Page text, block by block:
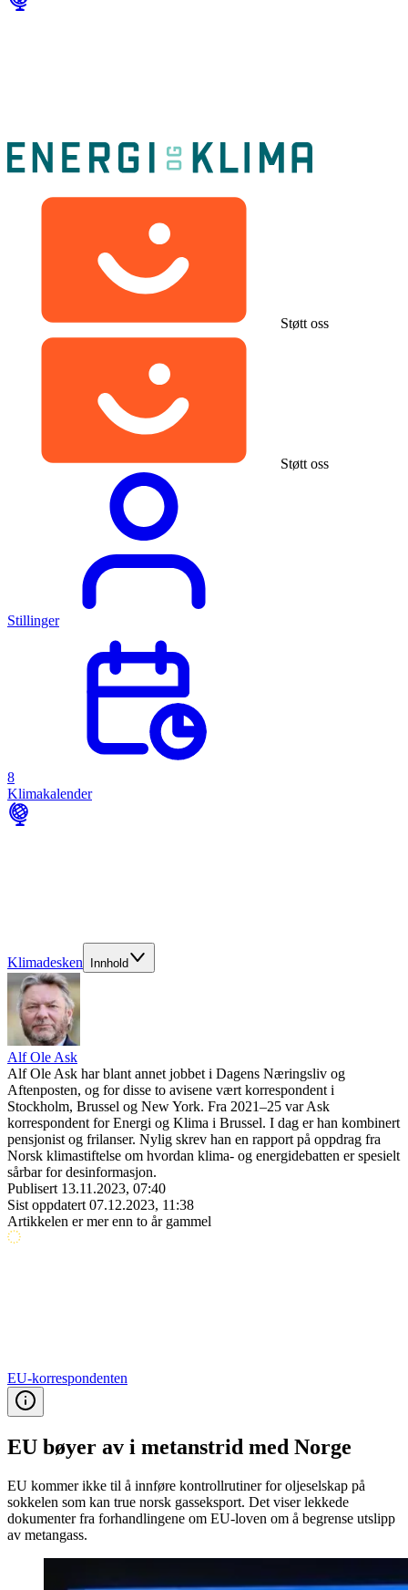
Støtt oss
Støtt oss
Stillinger
8
Klimakalender
Klimadesken Innhold
Alf Ole Ask
Alf Ole Ask har blant annet jobbet i Dagens Næringsliv og
Aftenposten, og for disse to avisene vært korrespondent i
Stockholm, Brussel og New York. Fra 2021–25 var Ask
korrespondent for Energi og Klima i Brussel. I dag er han kombinert
pensjonist og frilanser. Nylig skrev han en rapport på oppdrag fra
Norsk klimastiftelse om hvordan klima- og energidebatten er spesielt
sårbar for desinformasjon.
Publisert 13.11.2023, 07:40
Sist oppdatert 07.12.2023, 11:38
Artikkelen er mer enn to år gammel
EU-korrespondenten
EU bøyer av i metanstrid med Norge
EU kommer ikke til å innføre kontrollrutiner for oljeselskap på
sokkelen som kan true norsk gasseksport. Det viser lekkede
dokumenter fra forhandlingene om EU-loven om å begrense utslipp
av metangass.